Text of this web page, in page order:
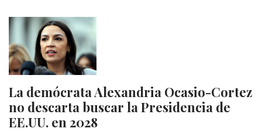
La demócrata Alexandria Ocasio-Cortez
no descarta buscar la Presidencia de
EE.UU. en 2028